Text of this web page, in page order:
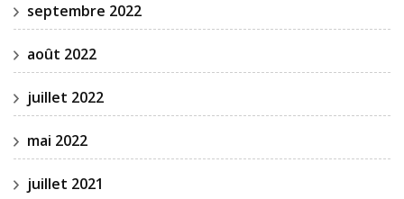
septembre 2022
août 2022
juillet 2022
mai 2022
juillet 2021